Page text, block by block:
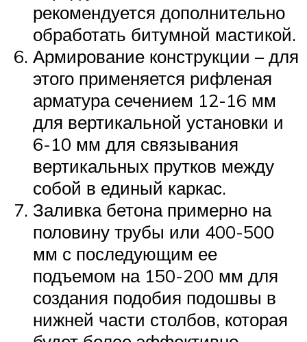
рекомендуется дополнительно
обработать битумной мастикой.
Армирование конструкции – для
этого применяется рифленая
арматура сечением 12-16 мм
для вертикальной установки и
6-10 мм для связывания
вертикальных прутков между
собой в единый каркас.
Заливка бетона примерно на
половину трубы или 400-500
мм с последующим ее
подъемом на 150-200 мм для
создания подобия подошвы в
нижней части столбов, которая